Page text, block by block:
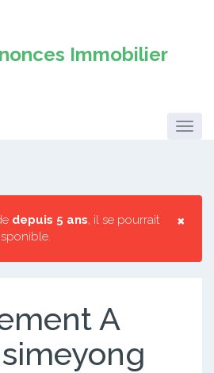
×
depuis 5 ans, il se pourrait
A